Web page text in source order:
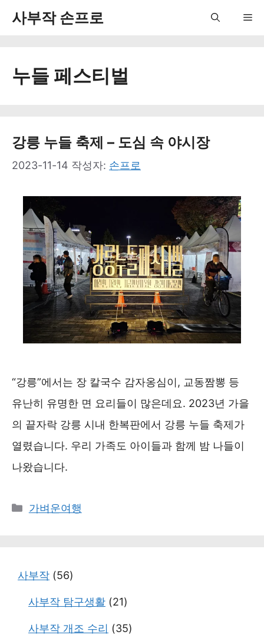
사부작 손프로
누들 페스티벌
강릉 누들 축제 – 도심 속 야시장
2023-11-14 작성자: 손프로
“강릉”에서는 장 칼국수 감자옹심이, 교동짬뽕 등
유난히 유명한 면 요리들이 많은데요. 2023년 가을
의 끝자락 강릉 시내 한복판에서 강릉 누들 축제가
열렸습니다. 우리 가족도 아이들과 함께 밤 나들이
나왔습니다.
카
가벼운여행
사부작 (56)
사부작 탐구생활 (21)
사부작 개조 수리 (35)